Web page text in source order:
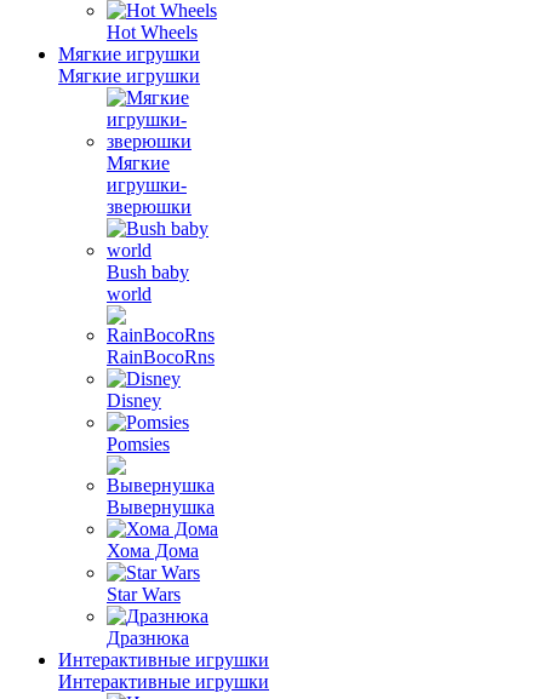
Hot Wheels
Мягкие игрушки
Мягкие игрушки
Мягкие
игрушки-
зверюшки
Bush baby
world
RainBocoRns
Disney
Pomsies
Вывернушка
Хома Дома
Star Wars
Дразнюка
Интерактивные игрушки
Интерактивные игрушки